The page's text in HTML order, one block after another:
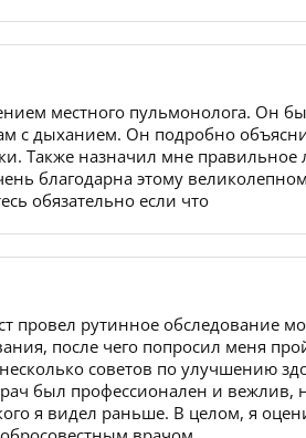
местного пульмонолога. Он
с дыханием. Он подробно
Также назначил мне правильное
благодарна этому
обязательно если что
провел рутинное обследование
после чего попросил меня
советов по улучшению
был профессионален и вежлив,
я видел раньше. В целом, я